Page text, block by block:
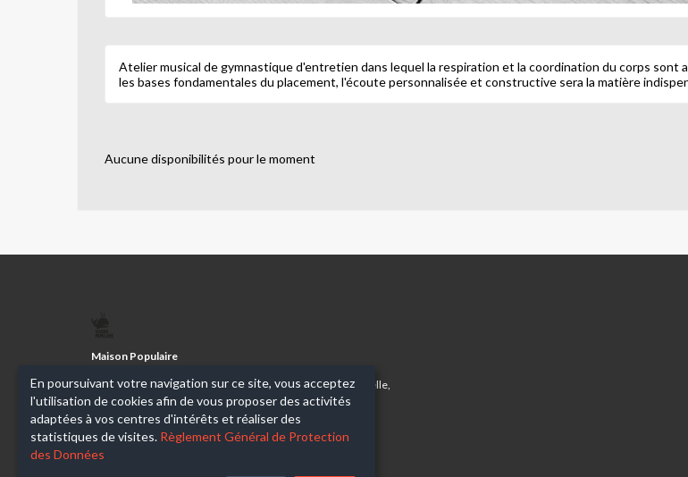
Atelier musical de gymnastique d'entretien dans lequel la respiration et la coordination du corps sont
les bases fondamentales du placement, l'écoute personnalisée et constructive sera la matière
Aucune disponibilités pour le moment
Maison Populaire
Association d'éducation populaire pour l'expression corporelle,
scientifique, technique et artistique
En poursuivant votre navigation sur ce site, vous acceptez
l'utilisation de cookies afin de vous proposer des activités
adaptées à vos centres d'intérêts et réaliser des
statistiques de visites. Règlement Général de Protection
des Données